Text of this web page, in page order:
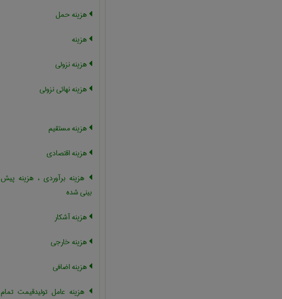
هزینه حمل
هزینه
هزینه نزولی
هزینه نهائی نزولی
هزینه مستقیم
هزینه اقتصادی
هزینه برآوردی ، هزینه پیش
بینی شده
هزینه آشکار
هزینه خارجی
هزینه اضافی
هزینه عامل تولیدقیمت تمام